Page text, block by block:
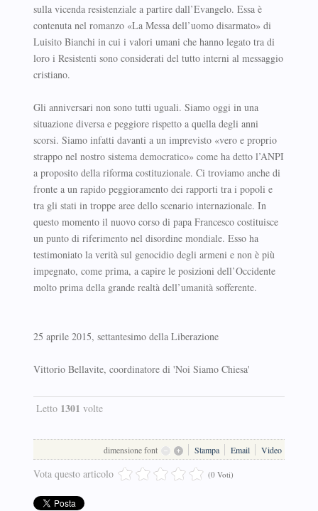
sulla vicenda resistenziale a partire dall’Evangelo. Essa è
contenuta nel romanzo «La Messa dell’uomo disarmato» di
Luisito Bianchi in cui i valori umani che hanno legato tra di
loro i Resistenti sono considerati del tutto interni al messaggio
cristiano.
Gli anniversari non sono tutti uguali. Siamo oggi in una
situazione diversa e peggiore rispetto a quella degli anni
scorsi. Siamo infatti davanti a un imprevisto «vero e proprio
strappo nel nostro sistema democratico» come ha detto l’ANPI
a proposito della riforma costituzionale. Ci troviamo anche di
fronte a un rapido peggioramento dei rapporti tra i popoli e
tra gli stati in troppe aree dello scenario internazionale. In
questo momento il nuovo corso di papa Francesco costituisce
un punto di riferimento nel disordine mondiale. Esso ha
testimoniato la verità sul genocidio degli armeni e non è più
impegnato, come prima, a capire le posizioni dell’Occidente
molto prima della grande realtà dell’umanità sofferente.
25 aprile 2015, settantesimo della Liberazione
Vittorio Bellavite, coordinatore di 'Noi Siamo Chiesa'
Letto 1301 volte
dimensione font Stampa Email Video
Vota questo articolo (0 Voti)